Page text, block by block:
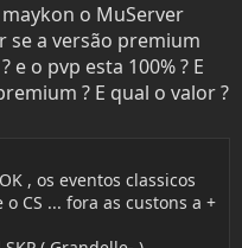
o MuServer
se a versão premium
e o pvp esta 100% ? E
? E qual o valor ?
, os eventos classicos
CS ... fora as custons a +